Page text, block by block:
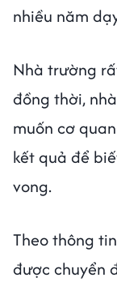
nhiều năm
Nhà trường
đồng thời,
muốn cơ
kết quả để
vong.
Theo thông
được chuyển